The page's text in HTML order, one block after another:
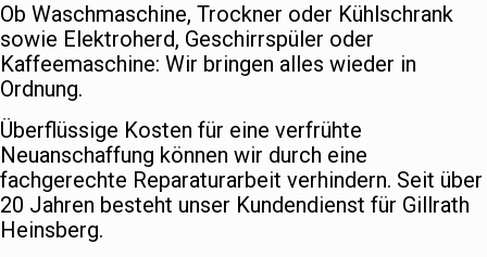
Ob Waschmaschine, Trockner oder Kühlschrank
sowie Elektroherd, Geschirrspüler oder
Kaffeemaschine: Wir bringen alles wieder in
Ordnung.
Überflüssige Kosten für eine verfrühte
Neuanschaffung können wir durch eine
fachgerechte Reparaturarbeit verhindern. Seit über
20 Jahren besteht unser Kundendienst für Gillrath
Heinsberg.